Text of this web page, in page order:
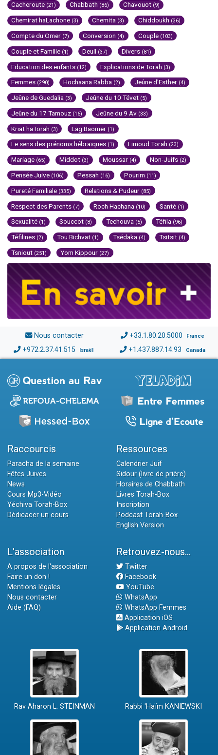
Cacheroute (21) Chabbath (86) Chavouot (9)
Chemirat haLachone (3) Chemita (3) Chiddoukh (36)
Compte du Omer (7) Conversion (4) Couple (103)
Couple et Famille (1) Deuil (37) Divers (81)
Education des enfants (12) Explications de Torah (3)
Femmes (290) Hochaana Rabba (2) Jeûne d'Esther (4)
Jeûne de Guedalia (3) Jeûne du 10 Tévet (5)
Jeûne du 17 Tamouz (16) Jeûne du 9 Av (33)
Kriat haTorah (3) Lag Baomer (1)
Le sens des prénoms hébraïques (1) Limoud Torah (23)
Mariage (65) Middot (3) Moussar (4) Non-Juifs (2)
Pensée Juive (106) Pessah (16) Pourim (11)
Pureté Familiale (335) Relations & Pudeur (85)
Respect des Parents (7) Roch Hachana (10) Santé (1)
Sexualité (1) Souccot (8) Techouva (5) Téfila (96)
Téfilines (2) Tou Bichvat (1) Tsédaka (4) Tsitsit (4)
Tsniout (251) Yom Kippour (27)
Nous contacter +33.1.80.20.5000 France
+972.2.37.41.515 Israël +1.437.887.14.93 Canada
Raccourcis
Paracha de la semaine
Fêtes Juives
News
Cours Mp3-Vidéo
Yéchiva Torah-Box
Dédicacer un cours
Ressources
Calendrier Juif
Sidour (livre de prière)
Horaires de Chabbath
Livres Torah-Box
Inscription
Podcast Torah-Box
English Version
L'association
A propos de l'association
Faire un don !
Mentions légales
Nous contacter
Aide (FAQ)
Retrouvez-nous...
Twitter
Facebook
YouTube
WhatsApp
WhatsApp Femmes
Application iOS
Application Android
Rav Aharon L. STEINMAN Rabbi 'Haïm KANIEWSKI